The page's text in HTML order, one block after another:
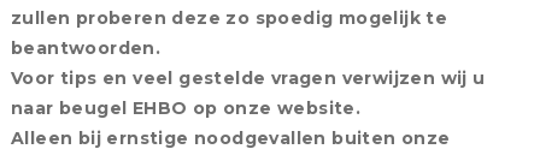
zullen proberen deze zo spoedig mogelijk te
beantwoorden.
Voor tips en veel gestelde vragen verwijzen wij u
naar beugel EHBO op onze website.
Alleen bij ernstige noodgevallen buiten onze